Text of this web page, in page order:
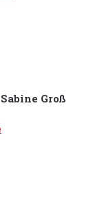
Sabine Groß